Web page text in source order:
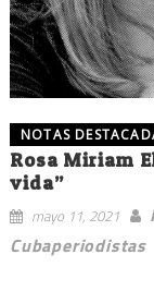
NOTAS
Rosa Miriam
vida”
mayo 11, 2021
Cubaperiodistas